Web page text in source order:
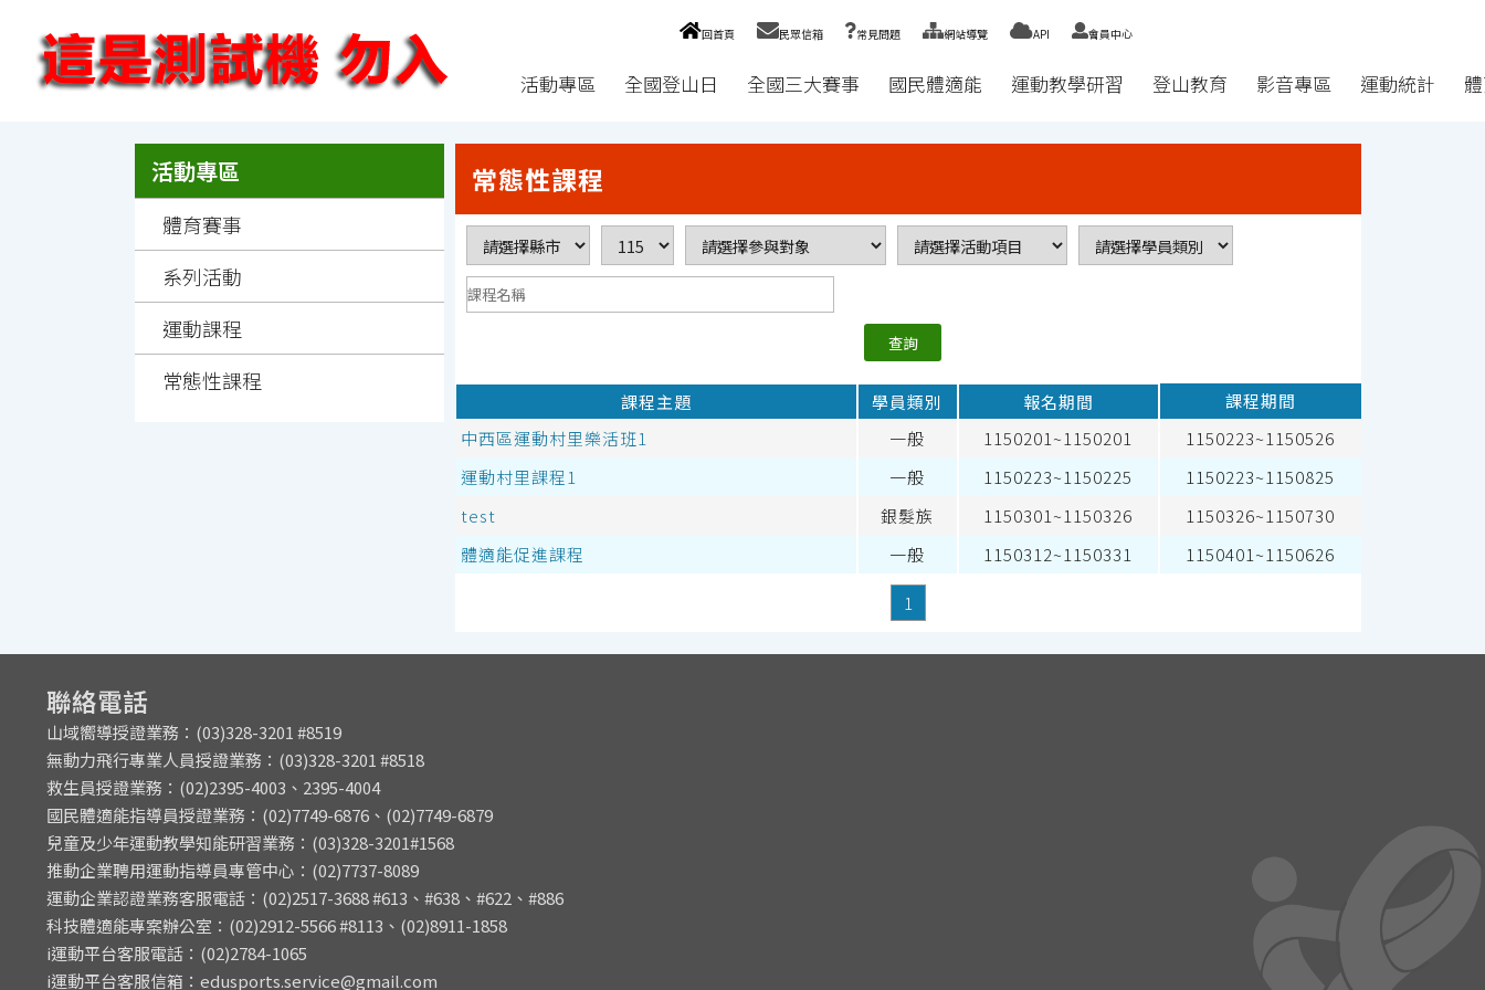
跳
到
回首頁 民眾信箱 常見問題 網站導覽 API 會員中心
活動專區 全國登山日 全國三大賽事 國民體適能 運動教學研習 登山教育 影音專區 運動統計
活動專區
體育賽事
系列活動
運動課程
常態性課程
常態性課程
課程主題 學員類別 報名期間
課程期間
中西區運動村里樂活班1
一般 1150201~1150201
1150223~1150526
運動村里課程1
一般 1150223~1150225
1150223~1150825
test
銀髮族 1150301~1150326
1150326~1150730
體適能促進課程
一般 1150312~1150331 1150401~1150626
1
聯絡電話
山域嚮導授證業務：(03)328-3201 #8519
無動力飛行專業人員授證業務：(03)328-3201 #8518
救生員授證業務：(02)2395-4003、2395-4004
國民體適能指導員授證業務：(02)7749-6876、(02)7749-6879
兒童及少年運動教學知能研習業務：(03)328-3201#1568
推動企業聘用運動指導員專管中心：(02)7737-8089
運動企業認證業務客服電話：(02)2517-3688 #613、#638、#622、#886
科技體適能專案辦公室：(02)2912-5566 #8113、(02)8911-1858
i運動平台客服電話：(02)2784-1065
i運動平台客服信箱：edusports.service@gmail.com